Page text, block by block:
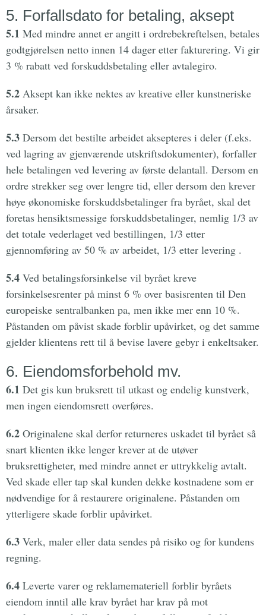
5. Forfallsdato for betaling, aksept
5.1 Med mindre annet er angitt i ordrebekreftelsen, betales
godtgjørelsen netto innen 14 dager etter fakturering. Vi gir
3 % rabatt ved forskuddsbetaling eller avtalegiro.
5.2 Aksept kan ikke nektes av kreative eller kunstneriske
årsaker.
5.3 Dersom det bestilte arbeidet aksepteres i deler (f.eks.
ved lagring av gjenværende utskriftsdokumenter), forfaller
hele betalingen ved levering av første delantall. Dersom en
ordre strekker seg over lengre tid, eller dersom den krever
høye økonomiske forskuddsbetalinger fra byrået, skal det
foretas hensiktsmessige forskuddsbetalinger, nemlig 1/3 av
det totale vederlaget ved bestillingen, 1/3 etter
gjennomføring av 50 % av arbeidet, 1/3 etter levering .
5.4 Ved betalingsforsinkelse vil byrået kreve
forsinkelsesrenter på minst 6 % over basisrenten til Den
europeiske sentralbanken pa, men ikke mer enn 10 %.
Påstanden om påvist skade forblir upåvirket, og det samme
gjelder klientens rett til å bevise lavere gebyr i enkeltsaker.
6. Eiendomsforbehold mv.
6.1 Det gis kun bruksrett til utkast og endelig kunstverk,
men ingen eiendomsrett overføres.
6.2 Originalene skal derfor returneres uskadet til byrået så
snart klienten ikke lenger krever at de utøver
bruksrettigheter, med mindre annet er uttrykkelig avtalt.
Ved skade eller tap skal kunden dekke kostnadene som er
nødvendige for å restaurere originalene. Påstanden om
ytterligere skade forblir upåvirket.
6.3 Verk, maler eller data sendes på risiko og for kundens
regning.
6.4 Leverte varer og reklamemateriell forblir byråets
eiendom inntil alle krav byrået har krav på mot